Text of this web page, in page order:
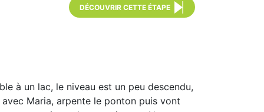
DÉCOUVRIR CETTE ÉTAPE
à un lac, le niveau est un peu descendu,
Maria, arpente le ponton puis vont